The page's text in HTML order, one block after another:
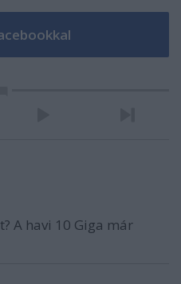
A havi 10 Giga már